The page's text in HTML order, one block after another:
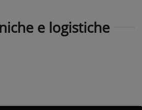
e logistiche